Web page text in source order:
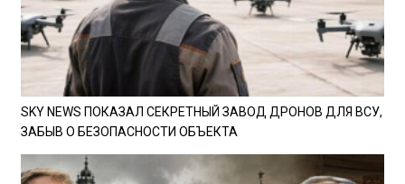
SKY NEWS ПОКАЗАЛ СЕКРЕТНЫЙ ЗАВОД ДРОНОВ ДЛЯ ВСУ,
ЗАБЫВ О БЕЗОПАСНОСТИ ОБЪЕКТА